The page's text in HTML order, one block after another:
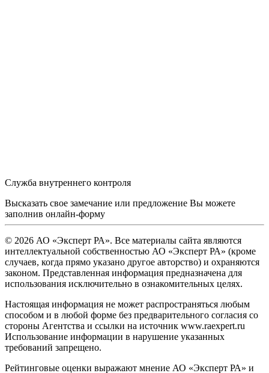
Служба внутреннего контроля
Высказать свое замечание или предложение Вы можете
заполнив онлайн-форму
© 2026 АО «Эксперт РА». Все материалы сайта являются
интеллектуальной собственностью АО «Эксперт РА» (кроме
случаев, когда прямо указано другое авторство) и охраняются
законом. Представленная информация предназначена для
использования исключительно в ознакомительных целях.
Настоящая информация не может распространяться любым
способом и в любой форме без предварительного согласия со
стороны Агентства и ссылки на источник www.raexpert.ru
Использование информации в нарушение указанных
требований запрещено.
Рейтинговые оценки выражают мнение АО «Эксперт РА» и